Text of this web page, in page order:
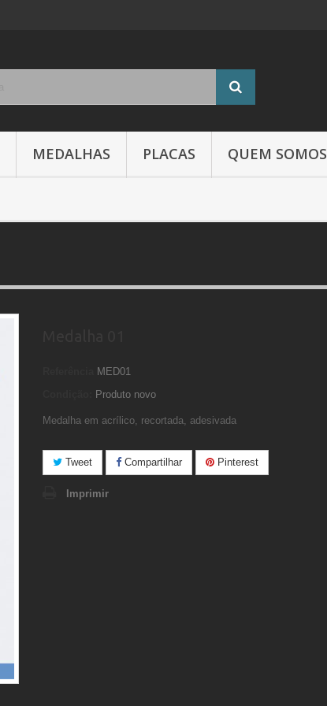
MEDALHAS PLACAS QUEM SOMOS
MED01
Produto novo
Medalha em acrílico, recortada, adesivada
Tweet Compartilhar Pinterest
Imprimir